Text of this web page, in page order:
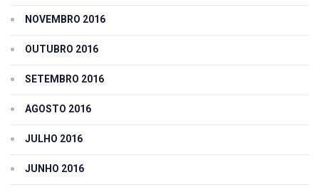
NOVEMBRO 2016
OUTUBRO 2016
SETEMBRO 2016
AGOSTO 2016
JULHO 2016
JUNHO 2016